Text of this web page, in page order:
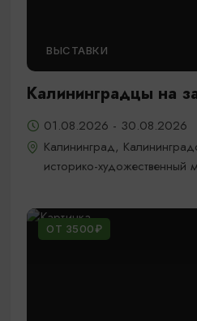
ВЫСТАВКИ
Калининградцы на
01.08.2026 - 30.08.2026
Калининград,
историко-художественный
ОТ 3500₽